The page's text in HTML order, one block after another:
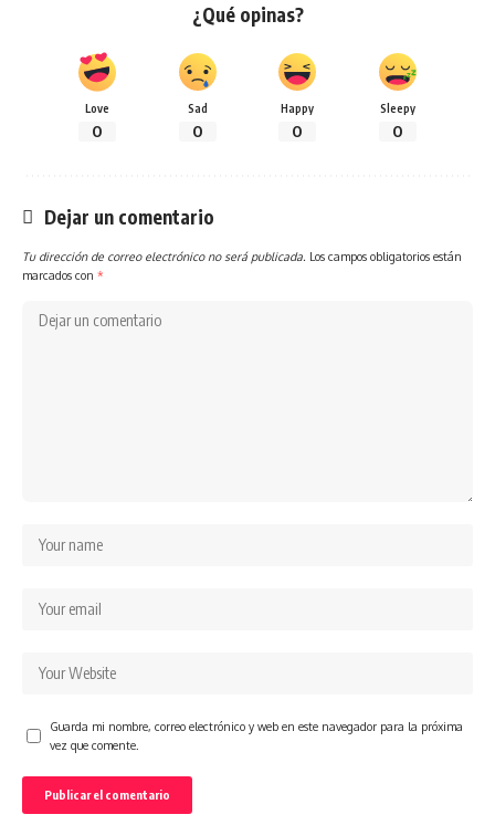
¿Qué opinas?
Love
0
Sad
0
Happy
0
Sleepy
0
Dejar un comentario
Tu dirección de correo electrónico no será publicada. Los campos obligatorios están
marcados con *
Guarda mi nombre, correo electrónico y web en este navegador para la próxima
vez que comente.